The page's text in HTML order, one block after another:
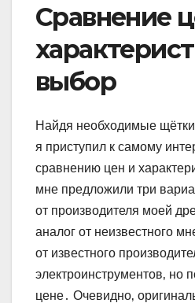
Сравнение
выбор
Найдя необходимые щётки
я приступил к самому
сравнению цен и
мне предложили три
от производителя моей
аналог от неизвестного
от известного
электроинструментов‚ но
цене․ Очевидно‚